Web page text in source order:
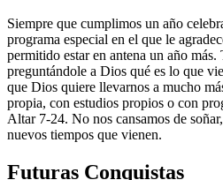
Siempre que cumplimos un año
programa especial en el que le
permitido estar en antena un año
preguntándole a Dios qué es lo que
que Dios quiere llevarnos a mucho
propia, con estudios propios o con
Altar 7-24. No nos cansamos de
nuevos tiempos que vienen.
Futuras Conquistas